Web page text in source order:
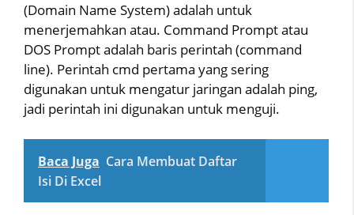
(Domain Name System) adalah untuk
menerjemahkan atau. Command Prompt atau
DOS Prompt adalah baris perintah (command
line). Perintah cmd pertama yang sering
digunakan untuk mengatur jaringan adalah ping,
jadi perintah ini digunakan untuk menguji.
Baca Juga Cara Membuat Daftar
Isi Di Excel